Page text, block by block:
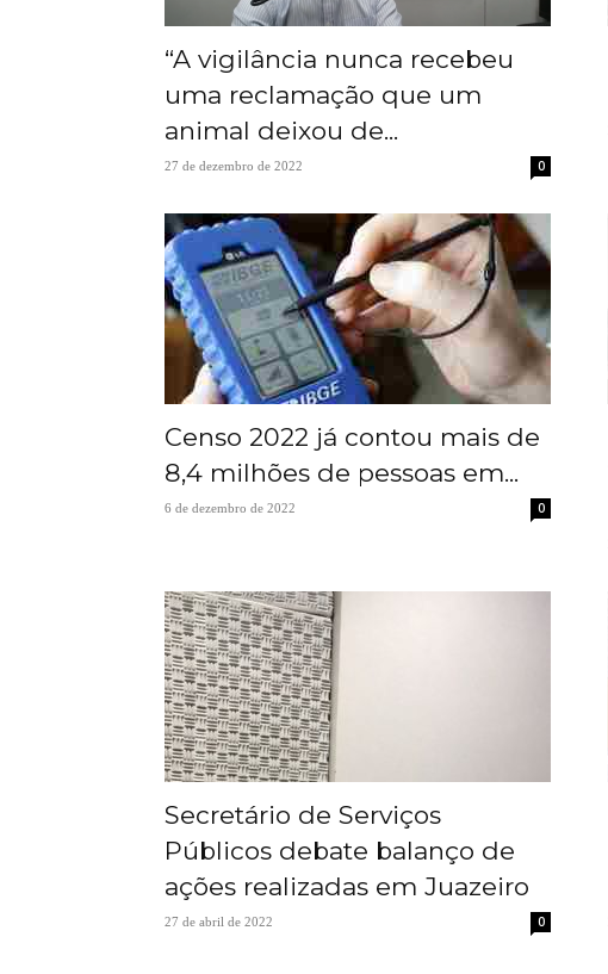
“A vigilância nunca recebeu
uma reclamação que um
animal deixou de...
27 de dezembro de 2022 0
Censo 2022 já contou mais de
8,4 milhões de pessoas em...
6 de dezembro de 2022 0
Secretário de Serviços
Públicos debate balanço de
ações realizadas em Juazeiro
27 de abril de 2022 0